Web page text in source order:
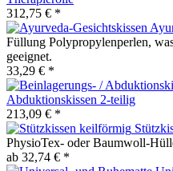
312,75 € *
Füllung Polypropylenperlen,
geeignet.
33,29 € *
Abduktionskissen 2-teilig
213,09 € *
PhysioTex- oder Baumwoll-
ab 32,74 € *